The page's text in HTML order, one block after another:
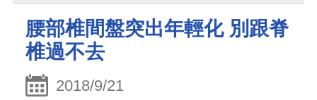
腰部椎間盤突出年輕化 別跟脊
椎過不去
2018/9/21